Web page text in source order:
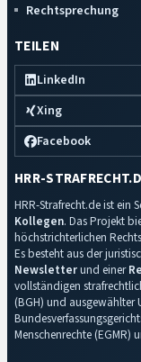
Rechtsprechung
TEILEN
LinkedIn
Xing
Facebook
HRR-
HRR-Strafrecht.de ist ein
Kollegen. Das Projekt
höchstrichterlichen
Es besteht aus der
Newsletterund einer
vollständigen
(BGH) und ausgewählter
Menschenrechte (EGMR)